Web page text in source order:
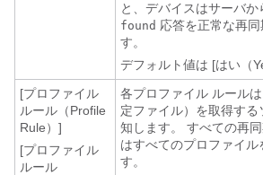
と、デバイスはサーバか
found 応答を正常な再
す。
デフォルト値は [はい（
[プロファイル
ルール（Profile
Rule）]
[プロファイル
ルール
各プロファイル ルール
定ファイル）を取得する
知します。 すべての再
はすべてのプロファイル
す。